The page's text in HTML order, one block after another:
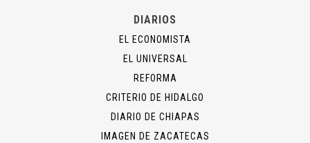
DIARIOS
EL ECONOMISTA
EL UNIVERSAL
REFORMA
CRITERIO DE HIDALGO
DIARIO DE CHIAPAS
IMAGEN DE ZACATECAS